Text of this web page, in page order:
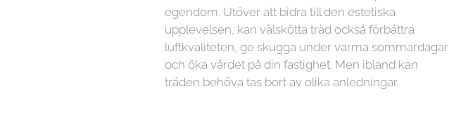
egendom. Utöver att bidra till den estetiska
upplevelsen, kan välskötta träd också förbättra
luftkvaliteten, ge skugga under varma sommardagar
och öka värdet på din fastighet. Men ibland kan
träden behöva tas bort av olika anledningar.